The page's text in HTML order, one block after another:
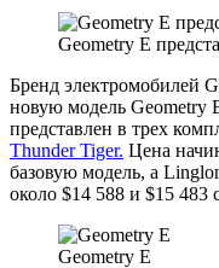
Geometry E
Бренд электромобилей
новую модель Geometry
представлен в трех
Thunder Tiger. Цена
базовую модель, а
около $14 588 и $15 483
Geometry E